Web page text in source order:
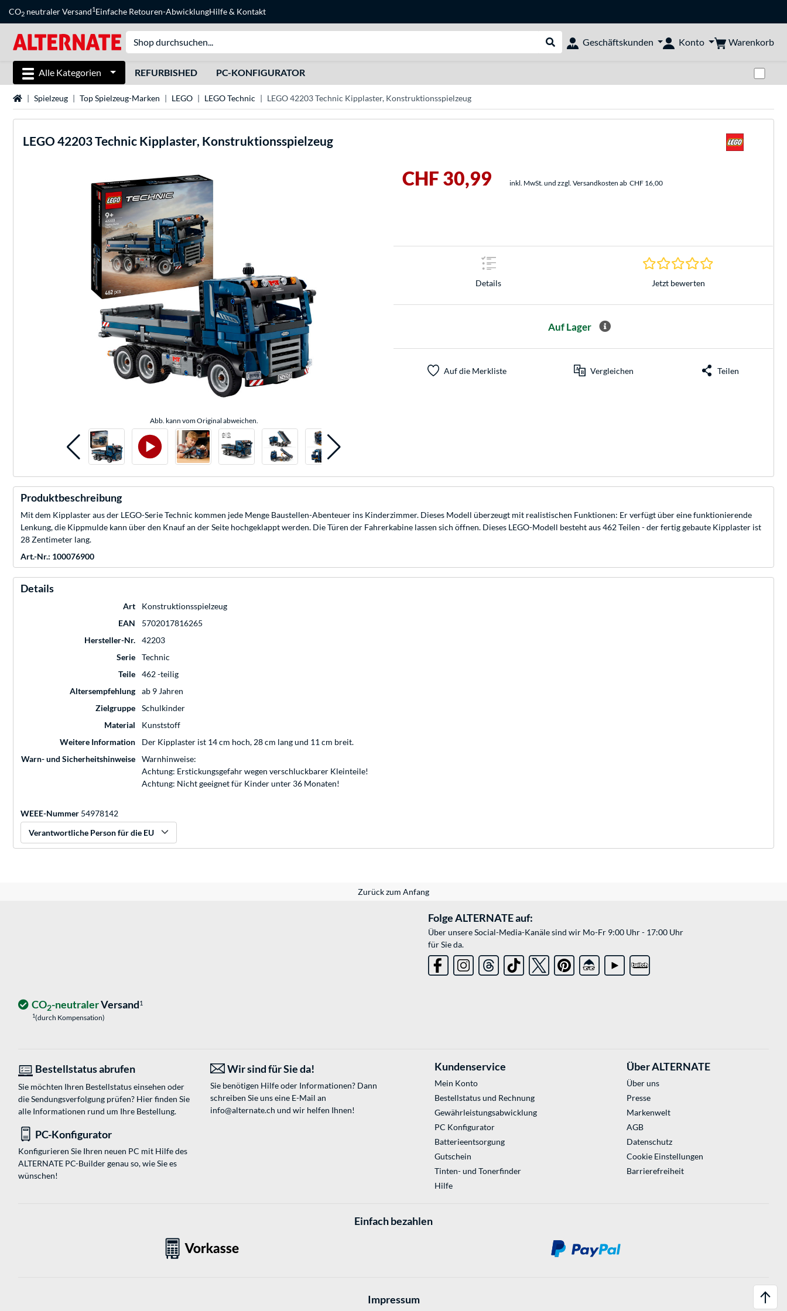
CO2 neutraler Versand1Einfache Retouren-AbwicklungHilfe& Kontakt
Suche durchführen
Geschäftskunden Konto Warenkorb
Alle Kategorien REFURBISHED PC-KONFIGURATOR
StartseiteSpielzeug Top Spielzeug-Marken LEGO LEGO Technic LEGO 42203 Technic Kipplaster, Konstruktionsspielzeug
LEGO 42203 Technic Kipplaster, Konstruktionsspielzeug
Abb. kann vom Original abweichen.
CHF 30,99 inkl. MwSt. und zzgl. Versandkosten ab CHF 16,00
Details
0.0 Sterne bei 0
Jetzt bewerten
Auf Lager
Auf die Merkliste Vergleichen Teilen
Produktbeschreibung
Mit dem Kipplaster aus der LEGO-Serie Technic kommen jede Menge Baustellen-Abenteuer ins Kinderzimmer. Dieses Modell überzeugt mit realistischen Funktionen: Er verfügt über eine funktionierende
Lenkung, die Kippmulde kann über den Knauf an der Seite hochgeklappt werden. Die Türen der Fahrerkabine lassen sich öffnen. Dieses LEGO-Modell besteht aus 462 Teilen - der fertig gebaute Kipplaster ist
28 Zentimeter lang.
Art.-Nr.: 100076900
Details
Art
Konstruktionsspielzeug
EAN
5702017816265
Hersteller-Nr.
42203
Serie
Technic
Teile
462 -teilig
Altersempfehlung
ab 9 Jahren
Zielgruppe
Schulkinder
Material
Kunststoff
Weitere Information
Der Kipplaster ist 14 cm hoch, 28 cm lang und 11 cm breit.
Warn- und Sicherheitshinweise
Warnhinweise:
Achtung: Erstickungsgefahr wegen verschluckbarer Kleinteile!
Achtung: Nicht geeignet für Kinder unter 36 Monaten!
WEEE-Nummer 54978142
Verantwortliche Person für die EU
Zurück zum Anfang
Folge ALTERNATE auf:
Über unsere Social-Media-Kanäle sind wir Mo-Fr 9:00 Uhr - 17:00 Uhr
für Sie da.
CO2-neutralerVersand1
1(durch Kompensation)
Bestellstatus abrufen
Sie möchten Ihren Bestellstatus einsehen oder
die Sendungsverfolgung prüfen? Hier finden Sie
alle Informationen rund um Ihre Bestellung.
Wir sind für Sie da!
Sie benötigen Hilfe oder Informationen? Dann
schreiben Sie uns eine E-Mail an
info@alternate.ch und wir helfen Ihnen!
PC-Konfigurator
Konfigurieren Sie Ihren neuen PC mit Hilfe des
ALTERNATE PC-Builder genau so, wie Sie es
wünschen!
Kundenservice
Mein Konto
Bestellstatus und Rechnung
Gewährleistungsabwicklung
PC Konfigurator
Batterieentsorgung
Gutschein
Tinten- und Tonerfinder
Hilfe
Über ALTERNATE
Über uns
Presse
Markenwelt
AGB
Datenschutz
Cookie Einstellungen
Barrierefreiheit
Einfach bezahlen
Impressum